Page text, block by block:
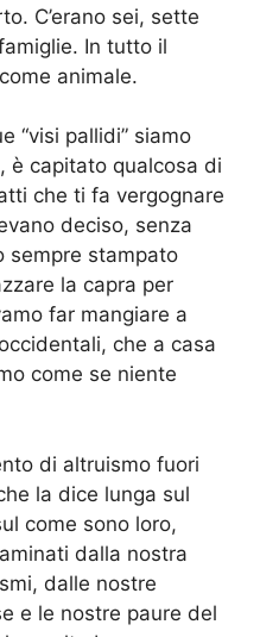
C’erano sei, sette
In tutto il
animale.
“visi pallidi” siamo
è capitato qualcosa di
che ti fa vergognare
deciso, senza
sempre stampato
la capra per
far mangiare a
che a casa
come se niente
di altruismo fuori
la dice lunga sul
come sono loro,
dalla nostra
dalle nostre
e le nostre paure del